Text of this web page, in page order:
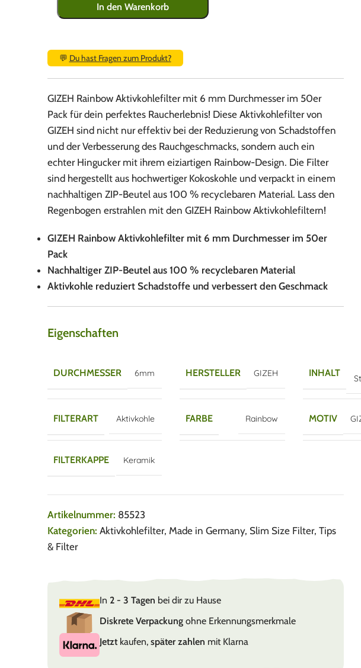
In den Warenkorb
💬 Du hast Fragen zum Produkt?
GIZEH Rainbow Aktivkohlefilter mit 6 mm Durchmesser im 50er
Pack für dein perfektes Raucherlebnis! Diese Aktivkohlefilter von
GIZEH sind nicht nur effektiv bei der Reduzierung von Schadstoffen
und der Verbesserung des Rauchgeschmacks, sondern auch ein
echter Hingucker mit ihrem eiziartigen Rainbow-Design. Die Filter
sind hergestellt aus hochwertiger Kokoskohle und verpackt in einem
nachhaltigen ZIP-Beutel aus 100 % recyclebaren Material. Lass den
Regenbogen erstrahlen mit den GIZEH Rainbow Aktivkohlefiltern!
GIZEH Rainbow Aktivkohlefilter mit 6 mm Durchmesser im 50er
Pack
Nachhaltiger ZIP-Beutel aus 100 % recyclebaren Material
Aktivkohle reduziert Schadstoffe und verbessert den Geschmack
Eigenschaften
DURCHMESSER 6mm HERSTELLER GIZEH INHALT
FILTERART Aktivkohle FARBE Rainbow MOTIV
FILTERKAPPE Keramik
Artikelnummer: 85523
Kategorien: Aktivkohlefilter, Made in Germany, Slim Size Filter, Tips
& Filter
In 2 - 3 Tagen bei dir zu Hause
Diskrete Verpackungohne Erkennungsmerkmale
Jetztkaufen, später zahlen mit Klarna